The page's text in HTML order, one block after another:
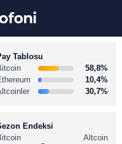
Tablosu
58,8%
10,4%
30,7%
Endeksi
Altcoin